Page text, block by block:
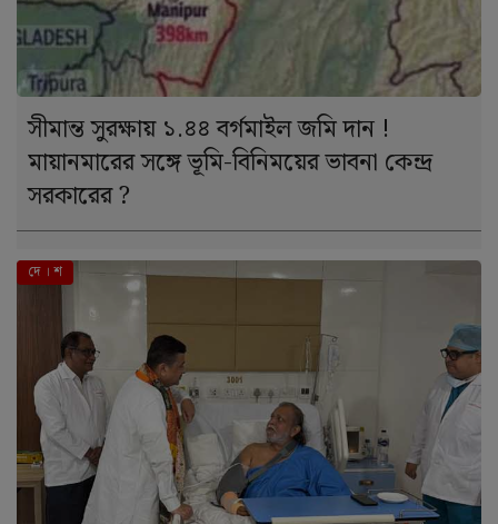
সীমান্ত সুরক্ষায় ১.৪৪ বর্গমাইল জমি দান !
মায়ানমারের সঙ্গে ভূমি-বিনিময়ের ভাবনা কেন্দ্র
সরকারের ?
দে । শ